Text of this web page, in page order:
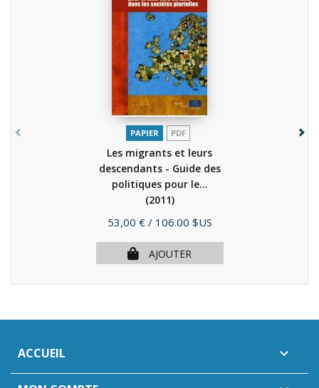
PAPIER PDF
Les migrants et leurs
descendants - Guide des
politiques pour le...
(2011)
Prix
53,00 € / 106.00 $US
AJOUTER
ACCUEIL 